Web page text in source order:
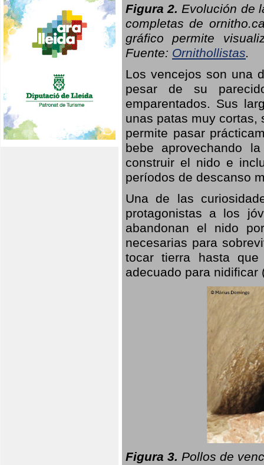
Figura 2. Evolución de
completas de
gráfico permite
Fuente: Ornithollistas.
Los vencejos son una
pesar de su
emparentados. Sus
unas patas muy cortas,
permite pasar
bebe aprovechando
construir el nido e
períodos de descanso
Una de las
protagonistas a los
abandonan el nido
necesarias para
tocar tierra hasta
adecuado para nidificar
Figura 3. Pollos de